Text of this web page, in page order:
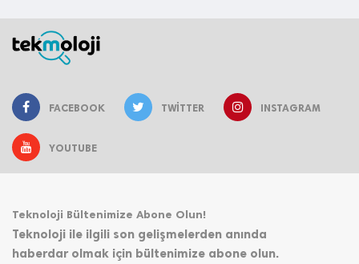
FACEBOOK TWITTER INSTAGRAM
YOUTUBE
Teknoloji Bültenimize Abone Olun!
Teknoloji ile ilgili son gelişmelerden anında
haberdar olmak için bültenimize abone olun.